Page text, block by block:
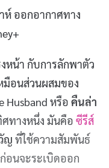
ห์ ออกอากาศทาง
หน้า กับการลักพาตัว
มือนส่วนผสมของ
Husband หรือ คืนล่า
ทางหนึ่ง มันคือ ซีรีส์
ญ ที่ใช้ความสัมพันธ์
อนจะระเบิดออก